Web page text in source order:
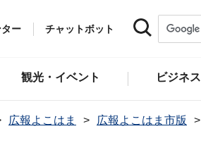
ー チャットボット
観光・イベント ビジネス
広報よこはま 広報よこはま市版